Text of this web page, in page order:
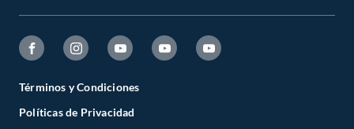
Términos y Condiciones
Políticas de Privacidad